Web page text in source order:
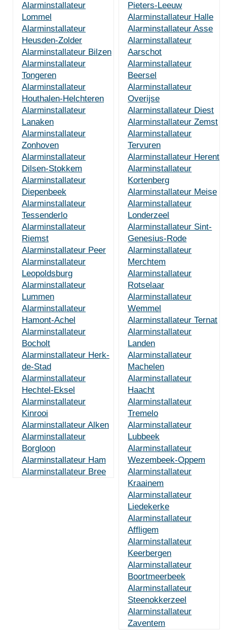
Alarminstallateur
Lommel
Alarminstallateur
Heusden-Zolder
Alarminstallateur Bilzen
Alarminstallateur
Tongeren
Alarminstallateur
Houthalen-Helchteren
Alarminstallateur
Lanaken
Alarminstallateur
Zonhoven
Alarminstallateur
Dilsen-Stokkem
Alarminstallateur
Diepenbeek
Alarminstallateur
Tessenderlo
Alarminstallateur
Riemst
Alarminstallateur Peer
Alarminstallateur
Leopoldsburg
Alarminstallateur
Lummen
Alarminstallateur
Hamont-Achel
Alarminstallateur
Bocholt
Alarminstallateur Herk-
de-Stad
Alarminstallateur
Hechtel-Eksel
Alarminstallateur
Kinrooi
Alarminstallateur Alken
Alarminstallateur
Borgloon
Alarminstallateur Ham
Alarminstallateur Bree
Pieters-Leeuw
Alarminstallateur Halle
Alarminstallateur Asse
Alarminstallateur
Aarschot
Alarminstallateur
Beersel
Alarminstallateur
Overijse
Alarminstallateur Diest
Alarminstallateur Zemst
Alarminstallateur
Tervuren
Alarminstallateur Herent
Alarminstallateur
Kortenberg
Alarminstallateur Meise
Alarminstallateur
Londerzeel
Alarminstallateur Sint-
Genesius-Rode
Alarminstallateur
Merchtem
Alarminstallateur
Rotselaar
Alarminstallateur
Wemmel
Alarminstallateur Ternat
Alarminstallateur
Landen
Alarminstallateur
Machelen
Alarminstallateur
Haacht
Alarminstallateur
Tremelo
Alarminstallateur
Lubbeek
Alarminstallateur
Wezembeek-Oppem
Alarminstallateur
Kraainem
Alarminstallateur
Liedekerke
Alarminstallateur
Affligem
Alarminstallateur
Keerbergen
Alarminstallateur
Boortmeerbeek
Alarminstallateur
Steenokkerzeel
Alarminstallateur
Zaventem